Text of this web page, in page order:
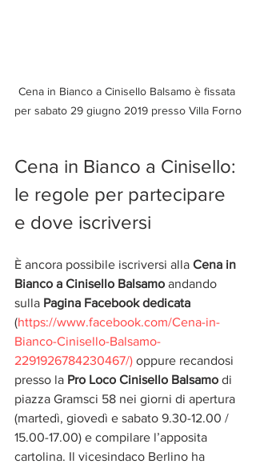
Cena in Bianco a Cinisello Balsamo è fissata
per sabato 29 giugno 2019 presso Villa Forno
Cena in Bianco a Cinisello:
le regole per partecipare
e dove iscriversi
È ancora possibile iscriversi alla Cena in
Bianco a Cinisello Balsamo andando
sulla Pagina Facebook dedicata
(https://www.facebook.com/Cena-in-
Bianco-Cinisello-Balsamo-
2291926784230467/) oppure recandosi
presso la Pro Loco Cinisello Balsamo di
piazza Gramsci 58 nei giorni di apertura
(martedì, giovedì e sabato 9.30-12.00 /
15.00-17.00) e compilare l’apposita
cartolina. Il vicesindaco Berlino ha